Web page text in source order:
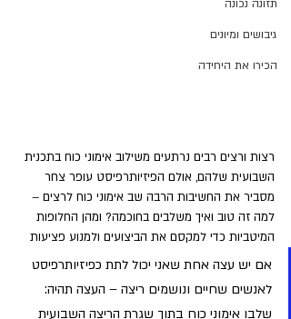
תזונה נכונה
גיבושים ומיונים
הכירו את היחידה
רצות ורצים רבים נרתעים משילוב אימוני כוח בתכנית
השבועית שלהם, אולם הפיזיותרפיסט עופר צחר
מסביר את החשיבות הרבה שב אימוני כוח לרצים –
למה זה טוב ואיך משלבים בחוכמה? ומהן החלופות
המיטביות כדי למקסם את הביצועים ולמנוע פציעות
אם יש עצה אחת שאני יכול לתת כפיזיותרפיסט
לאנשים שחיים ונושמים ריצה – העצה תהיה:
שלבו אימוני כוח בתוך שגרת הריצה השבועית